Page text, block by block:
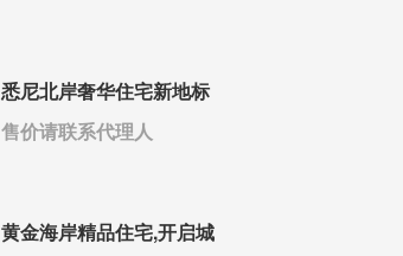
悉尼北岸奢华住宅新地标
售价请联系代理人
黄金海岸精品住宅,开启城